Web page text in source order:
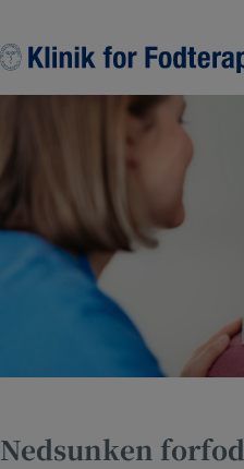
indholdet
Nedsunken forfod